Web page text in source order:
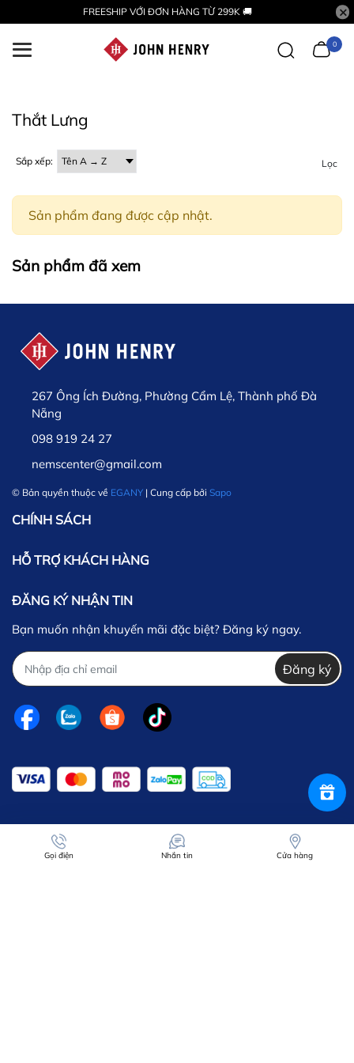
FREESHIP VỚI ĐƠN HÀNG TỪ 299K 🚚
0
Thắt Lưng
Sắp xếp: Lọc
Sản phẩm đang được cập nhật.
Sản phẩm đã xem
267 Ông Ích Đường, Phường Cẩm Lệ, Thành phố Đà
Nẵng
098 919 24 27
nemscenter@gmail.com
© Bản quyền thuộc về EGANY | Cung cấp bởi Sapo
CHÍNH SÁCH
HỖ TRỢ KHÁCH HÀNG
ĐĂNG KÝ NHẬN TIN
Bạn muốn nhận khuyến mãi đặc biệt? Đăng ký ngay.
Đăng ký
Gọi điện Nhắn tin Cửa hàng